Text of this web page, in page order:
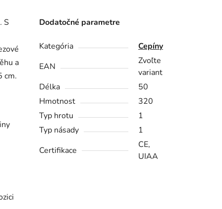
S
a
cm.
Dodatočné parametre
Kategória
Cepíny
EAN
Zvoľte
variant
Délka
50
Hmotnost
320
Typ hrotu
1
Typ násady
1
Certifikace
CE,
UIAA